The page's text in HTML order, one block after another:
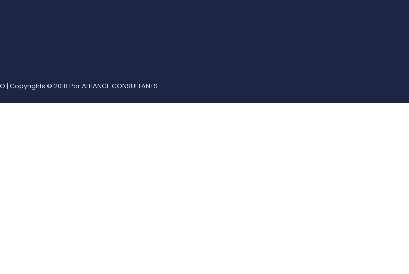
| Copyrights © 2018 Par ALLIANCE CONSULTANTS